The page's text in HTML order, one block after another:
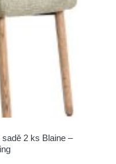
2 ks Blaine –